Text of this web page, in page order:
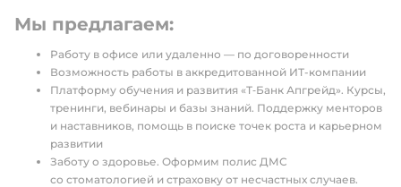
Мы предлагаем:
Работу в офисе или удаленно — по договоренности
Возможность работы в аккредитованной ИТ-компании
Платформу обучения и развития «Т‑Банк Апгрейд». Курсы,
тренинги, вебинары и базы знаний. Поддержку менторов
и наставников, помощь в поиске точек роста и карьерном
развитии
Заботу о здоровье. Оформим полис ДМС
со стоматологией и страховку от несчастных случаев.